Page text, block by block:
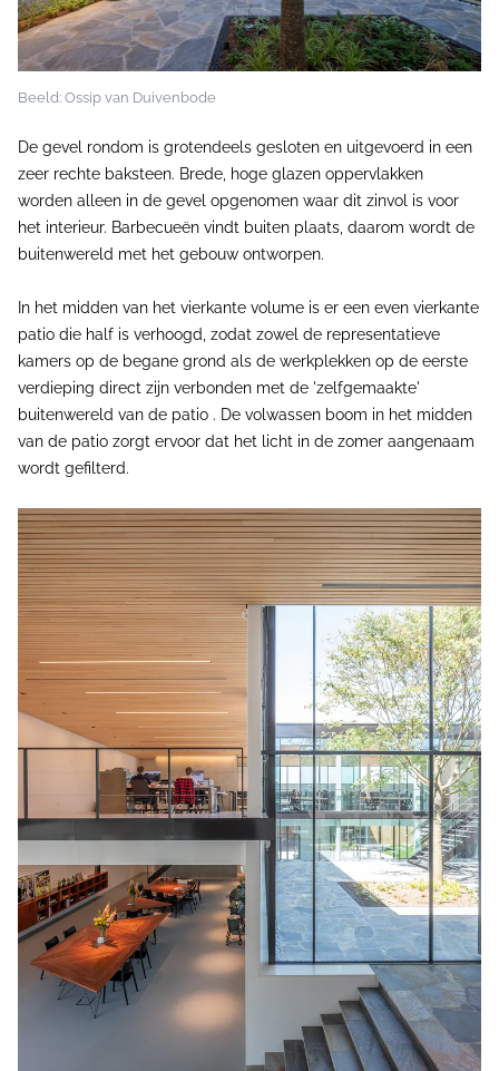
Beeld: Ossip van Duivenbode
De gevel rondom is grotendeels gesloten en uitgevoerd in een
zeer rechte baksteen. Brede, hoge glazen oppervlakken
worden alleen in de gevel opgenomen waar dit zinvol is voor
het interieur. Barbecueën vindt buiten plaats, daarom wordt de
buitenwereld met het gebouw ontworpen.
In het midden van het vierkante volume is er een even vierkante
patio die half is verhoogd, zodat zowel de representatieve
kamers op de begane grond als de werkplekken op de eerste
verdieping direct zijn verbonden met de 'zelfgemaakte'
buitenwereld van de patio . De volwassen boom in het midden
van de patio zorgt ervoor dat het licht in de zomer aangenaam
wordt gefilterd.